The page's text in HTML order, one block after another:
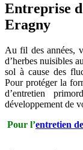
Entreprise
Eragny
Au fil des années,
d’herbes nuisibles
sol à cause des
Pour protéger la
d’entretien
développement de
Pour l’entretien